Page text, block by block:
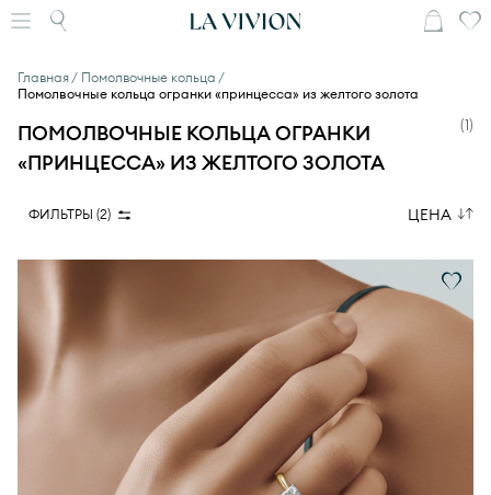
Главная
Помолвочные кольца
Помолвочные кольца огранки «принцесса» из желтого золота
ПОМОЛВОЧНЫЕ КОЛЬЦА ОГРАНКИ
«ПРИНЦЕССА» ИЗ ЖЕЛТОГО ЗОЛОТА
(1)
ФИЛЬТРЫ (2) ЦЕНА